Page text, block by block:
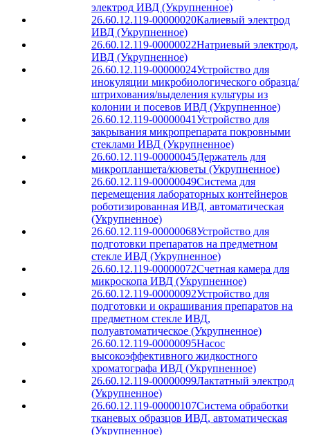
электрод ИВД (Укрупненное)
26.60.12.119-00000020Калиевый электрод
ИВД (Укрупненное)
26.60.12.119-00000022Натриевый электрод,
ИВД (Укрупненное)
26.60.12.119-00000024Устройство для
инокуляции микробиологического образца/
штрихования/выделения культуры из
колонии и посевов ИВД (Укрупненное)
26.60.12.119-00000041Устройство для
закрывания микропрепарата покровными
стеклами ИВД (Укрупненное)
26.60.12.119-00000045Держатель для
микропланшета/кюветы (Укрупненное)
26.60.12.119-00000049Система для
перемещения лабораторных контейнеров
роботизированная ИВД, автоматическая
(Укрупненное)
26.60.12.119-00000068Устройство для
подготовки препаратов на предметном
стекле ИВД (Укрупненное)
26.60.12.119-00000072Счетная камера для
микроскопа ИВД (Укрупненное)
26.60.12.119-00000092Устройство для
подготовки и окрашивания препаратов на
предметном стекле ИВД,
полуавтоматическое (Укрупненное)
26.60.12.119-00000095Насос
высокоэффективного жидкостного
хроматографа ИВД (Укрупненное)
26.60.12.119-00000099Лактатный электрод
(Укрупненное)
26.60.12.119-00000107Система обработки
тканевых образцов ИВД, автоматическая
(Укрупненное)